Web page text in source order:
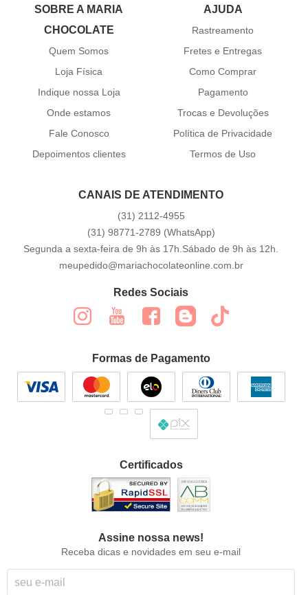
SOBRE A MARIA
CHOCOLATE
Quem Somos
Loja Física
Indique nossa Loja
Onde estamos
Fale Conosco
Depoimentos clientes
AJUDA
Rastreamento
Fretes e Entregas
Como Comprar
Pagamento
Trocas e Devoluções
Política de Privacidade
Termos de Uso
CANAIS DE ATENDIMENTO
(31) 2112-4955
(31) 98771-2789 (WhatsApp)
Segunda a sexta-feira de 9h às 17h.Sábado de 9h às 12h.
meupedido@mariachocolateonline.com.br
Redes Sociais
Formas de Pagamento
Certificados
Assine nossa news!
Receba dicas e novidades em seu e-mail